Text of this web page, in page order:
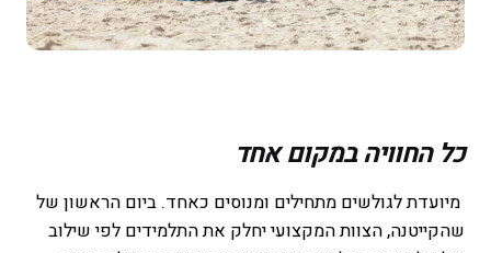
כל החוויה במקום אחד
מיועדת לגולשים מתחילים ומנוסים כאחד. ביום הראשון של
שהקייטנה, הצוות המקצועי יחלק את התלמידים לפי שילוב